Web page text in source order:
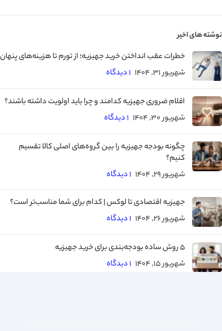
نوشته های اخیر
خطرات عقب‌ انداختن خرید جهیزیه؛ از تورم تا هزینه‌های پنهان
شهریور 31, 1404
۱ دیدگاه
اقلام ضروری جهیزیه کدامند و چرا باید اولویت داشته باشند؟
شهریور 30, 1404
۱ دیدگاه
چگونه بودجه جهیزیه را بین گروه‌های اصلی کالا تقسیم
کنیم؟
شهریور 29, 1404
۱ دیدگاه
جهیزیه اقتصادی تا لوکس | کدام برای شما مناسب‌تر است؟
شهریور 26, 1404
۱ دیدگاه
۵ روش ساده بودجه‌بندی برای خرید جهیزیه
شهریور 15, 1404
۱ دیدگاه